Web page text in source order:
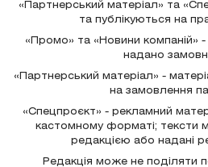
«Партнерський матеріал» та
та публікуються на
«Промо» та «Новини компаній» -
надано
«Партнерський матеріал» -
на замовлення
«Спецпроєкт» - рекламний
кастомному форматі; тексти
редакцією або надані
Редакція може не поділяти